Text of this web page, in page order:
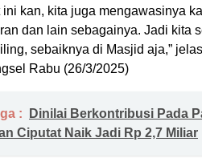
ini kan, kita juga mengawasinya
dan lain sebagainya. Jadi kita
sebaiknya di Masjid aja,”
Rabu (26/3/2025)
:
Dinilai Berkontribusi Pada
Ciputat Naik Jadi Rp 2,7 Miliar